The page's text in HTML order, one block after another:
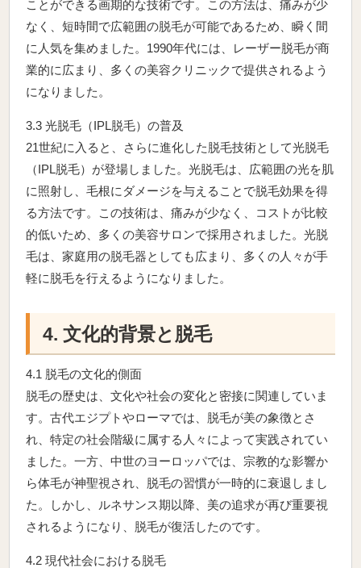
ことができる画期的な技術です。この方法は、痛みが少
なく、短時間で広範囲の脱毛が可能であるため、瞬く間
に人気を集めました。1990年代には、レーザー脱毛が商
業的に広まり、多くの美容クリニックで提供されるよう
になりました。
3.3 光脱毛（IPL脱毛）の普及
21世紀に入ると、さらに進化した脱毛技術として光脱毛
（IPL脱毛）が登場しました。光脱毛は、広範囲の光を肌
に照射し、毛根にダメージを与えることで脱毛効果を得
る方法です。この技術は、痛みが少なく、コストが比較
的低いため、多くの美容サロンで採用されました。光脱
毛は、家庭用の脱毛器としても広まり、多くの人々が手
軽に脱毛を行えるようになりました。
4. 文化的背景と脱毛
4.1 脱毛の文化的側面
脱毛の歴史は、文化や社会の変化と密接に関連していま
す。古代エジプトやローマでは、脱毛が美の象徴とさ
れ、特定の社会階級に属する人々によって実践されてい
ました。一方、中世のヨーロッパでは、宗教的な影響か
ら体毛が神聖視され、脱毛の習慣が一時的に衰退しまし
た。しかし、ルネサンス期以降、美の追求が再び重要視
されるようになり、脱毛が復活したのです。
4.2 現代社会における脱毛